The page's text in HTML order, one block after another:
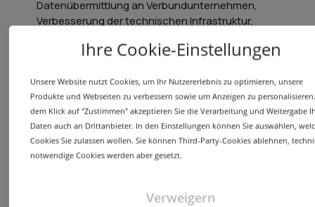
Datenübermittlung an Verbundunternehmen,
Verbesserung der technischen Infrastruktur,
und Webauftritte, Kosteneinsparungen sowie
Gesetzliche Verpflichtung:Die Verarbeitung ist zur
Erfüllung einer rechtlichen Verpflichtung
erforderlich, der wir unterliegen.
8. Weitergabe Ihrer Daten
Ihre Cookie-Einstellungen
Unsere Website nutzt Cookies, um Ihr Nutzererlebnis zu optimieren, unsere
Produkte und Webseiten zu verbessern sowie um Anzeigen zu
dem Klick auf "Zustimmen" akzeptieren Sie die Verarbeitung und Weitergabe
Daten auch an Drittanbieter. In den Einstellungen können Sie auswählen,
Cookies Sie zulassen wollen. Sie können Third-Party-Cookies ablehnen,
notwendige Cookies werden aber gesetzt.
Verweigern